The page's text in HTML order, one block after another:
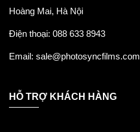
Hoàng Mai, Hà Nội
Điện thoại: 088 633 8943
Email: sale@photosyncfilms.com
HỖ TRỢ KHÁCH HÀNG